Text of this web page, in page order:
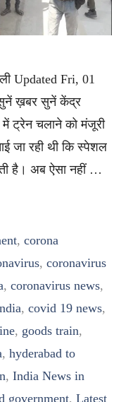
Updated Fri, 01
ख़बर सुनें केंद्र
में ट्रेन चलाने को मंजूरी
जा रही थी कि स्पेशल
है। अब ऐसा नहीं …
, corona
, coronavirus
, coronavirus news,
, covid 19 news,
, goods train,
, hyderabad to
, India News in
government, Latest